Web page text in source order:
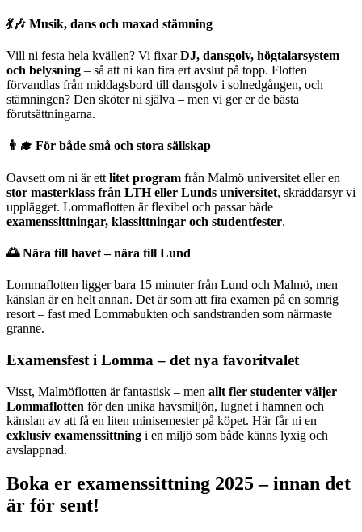
💃🎶 Musik, dans och maxad stämning
Vill ni festa hela kvällen? Vi fixarDJ, dansgolv, högtalarsystem
och belysning – så att ni kan fira ert avslut på topp. Flotten
förvandlas från middagsbord till dansgolv i solnedgången, och
stämningen? Den sköter ni själva – men vi ger er de bästa
förutsättningarna.
👨‍🎓 För både små och stora sällskap
Oavsett om ni är ett litet program från Malmö universitet eller en
stor masterklass från LTH eller Lunds universitet, skräddarsyr vi
upplägget. Lommaflotten är flexibel och passar både
examenssittningar, klassittningar och studentfester.
🌅 Nära till havet – nära till Lund
Lommaflotten ligger bara 15 minuter från Lund och Malmö, men
känslan är en helt annan. Det är som att fira examen på en somrig
resort – fast med Lommabukten och sandstranden som närmaste
granne.
Examensfest i Lomma – det nya favoritvalet
Visst, Malmöflotten är fantastisk – men allt fler studenter väljer
Lommaflotten för den unika havsmiljön, lugnet i hamnen och
känslan av att få en liten minisemester på köpet. Här får ni en
exklusiv examenssittning i en miljö som både känns lyxig och
avslappnad.
Boka er examenssittning 2025 – innan det
är för sent!